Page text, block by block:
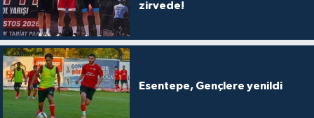
zirvede!
Esentepe, Gençlere yenildi